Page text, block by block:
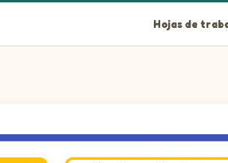
Hojas de
abajo. Imagen: Papas Fritas.
abajo. Imagen: Helado.